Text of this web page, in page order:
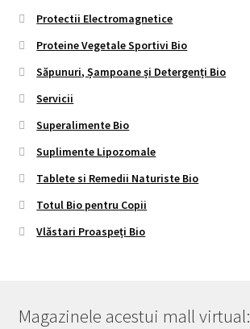
Protectii Electromagnetice
Proteine Vegetale Sportivi Bio
Săpunuri, Șampoane și Detergenți Bio
Servicii
Superalimente Bio
Suplimente Lipozomale
Tablete si Remedii Naturiste Bio
Totul Bio pentru Copii
Vlăstari Proaspeți Bio
Magazinele acestui mall virtual: